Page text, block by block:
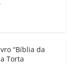
“Bíblia da
Torta